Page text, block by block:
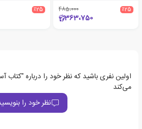
٪25 485،000
363،750
٪25
اولین نفری باشید که نظر خود را درباره
می‌کند
نظر خود را